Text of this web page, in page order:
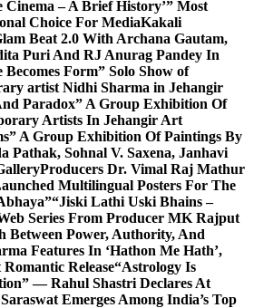
Cinema – A Brief History’” Most
Choice For MediaKakali
Beat 2.0 With Archana Gautam,
Puri And RJ Anurag Pandey In
Becomes Form” Solo Show of
artist Nidhi Sharma in Jehangir
Paradox” A Group Exhibition Of
Artists In Jehangir Art
A Group Exhibition Of Paintings By
Pathak, Sohnal V. Saxena, Janhavi
Producers Dr. Vimal Raj Mathur
Multilingual Posters For The
“Jiski Lathi Uski Bhains –
Series From Producer MK Rajput
Between Power, Authority, And
Features In ‘Hathon Me Hath’,
Release“Astrology Is
— Rahul Shastri Declares At
Emerges Among India’s Top